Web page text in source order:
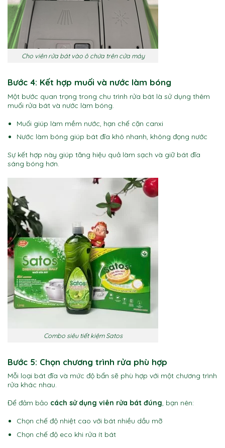
Cho viên rửa bát vào ô chứa trên cửa máy
Bước 4: Kết hợp muối và nước làm bóng
Một bước quan trọng trong chu trình rửa bát là sử dụng thêm
muối rửa bát và nước làm bóng.
Muối giúp làm mềm nước, hạn chế cặn canxi
Nước làm bóng giúp bát đĩa khô nhanh, không đọng nước
Sự kết hợp này giúp tăng hiệu quả làm sạch và giữ bát đĩa
sáng bóng hơn.
Combo siêu tiết kiệm Satos
Bước 5: Chọn chương trình rửa phù hợp
Mỗi loại bát đĩa và mức độ bẩn sẽ phù hợp với một chương trình
rửa khác nhau.
Để đảm bảo cách sử dụng viên rửa bát đúng, bạn nên:
Chọn chế độ nhiệt cao với bát nhiều dầu mỡ
Chọn chế độ eco khi rửa ít bát